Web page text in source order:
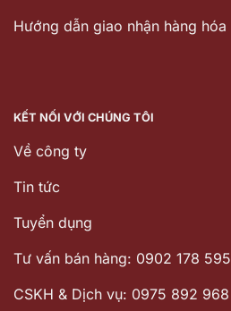
Hướng dẫn giao nhận hàng hóa
KẾT NỐI VỚI CHÚNG TÔI
Về công ty
Tin tức
Tuyển dụng
Tư vấn bán hàng: 0902 178 595
CSKH & Dịch vụ: 0975 892 968